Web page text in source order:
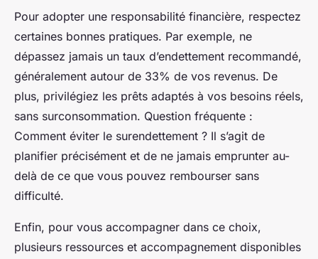
Pour adopter une responsabilité financière, respectez
certaines bonnes pratiques. Par exemple, ne
dépassez jamais un taux d’endettement recommandé,
généralement autour de 33% de vos revenus. De
plus, privilégiez les prêts adaptés à vos besoins réels,
sans surconsommation. Question fréquente :
Comment éviter le surendettement ? Il s’agit de
planifier précisément et de ne jamais emprunter au-
delà de ce que vous pouvez rembourser sans
difficulté.
Enfin, pour vous accompagner dans ce choix,
plusieurs ressources et accompagnement disponibles